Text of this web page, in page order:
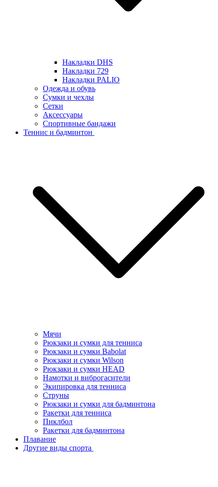
Накладки DHS
Накладки 729
Накладки PALIO
Одежда и обувь
Сумки и чехлы
Сетки
Аксессуары
Спортивные бандажи
Теннис и бадминтон
Мячи
Рюкзаки и сумки для тенниса
Рюкзаки и сумки Babolat
Рюкзаки и сумки Wilson
Рюкзаки и сумки HEAD
Намотки и виброгасители
Экипировка для тенниса
Струны
Рюкзаки и сумки для бадминтона
Ракетки для тенниса
Пиклбол
Ракетки для бадминтона
Плавание
Другие виды спорта